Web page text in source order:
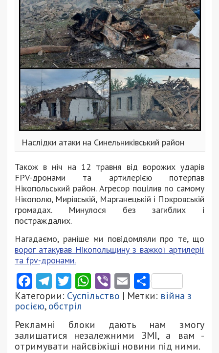
Наслідки атаки на Синельниківський район
Також в ніч на 12 травня від ворожих ударів
FPV-дронами та артилерією потерпав
Нікопольський район. Агресор поцілив по самому
Нікополю, Мирівській, Марганецькій і Покровській
громадах. Минулося без загиблих і
постраждалих.
Нагадаємо, раніше ми повідомляли про те, що
ворог атакував Нікопольщину з важкої артилерії
та fpv-дронами.
Facebook
Telegram
Twitter
WhatsApp
ViberEmail
Категории: Суспільство | Метки: війна з
росією,обстріл
Рекламні блоки дають нам змогу
залишатися незалежними ЗМІ, а вам -
отримувати найсвіжіші новини під ними.